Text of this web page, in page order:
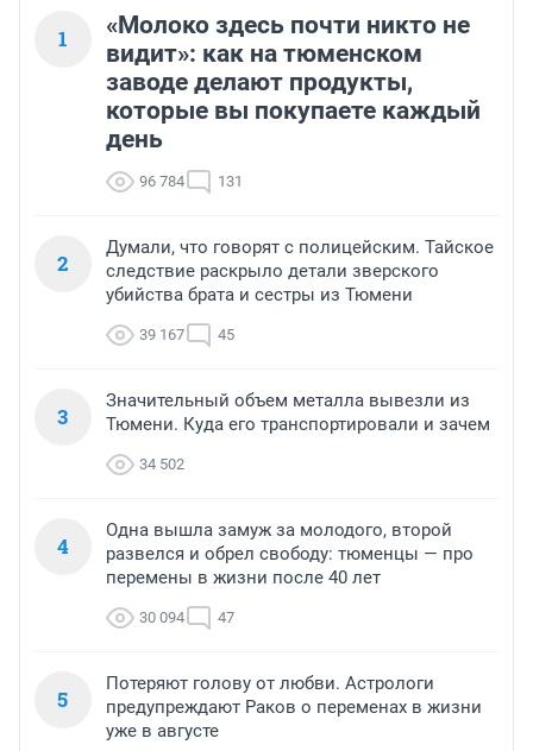
1
«Молоко здесь почти никто не
видит»: как на тюменском
заводе делают продукты,
которые вы покупаете каждый
день
96 784 131
2
Думали, что говорят с полицейским. Тайское
следствие раскрыло детали зверского
убийства брата и сестры из Тюмени
39 167 45
3
Значительный объем металла вывезли из
Тюмени. Куда его транспортировали и зачем
34 502
4
Одна вышла замуж за молодого, второй
развелся и обрел свободу: тюменцы — про
перемены в жизни после 40 лет
30 094 47
5
Потеряют голову от любви. Астрологи
предупреждают Раков о переменах в жизни
уже в августе